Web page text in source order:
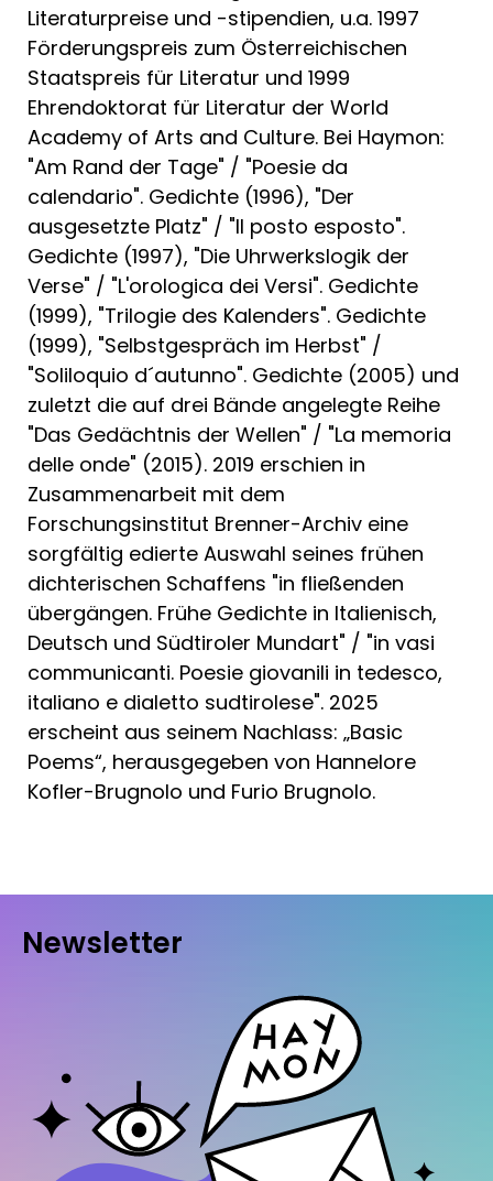
Literaturpreise und -stipendien, u.a. 1997
Förderungspreis zum Österreichischen
Staatspreis für Literatur und 1999
Ehrendoktorat für Literatur der World
Academy of Arts and Culture. Bei Haymon:
"Am Rand der Tage" / "Poesie da
calendario". Gedichte (1996), "Der
ausgesetzte Platz" / "Il posto esposto".
Gedichte (1997), "Die Uhrwerkslogik der
Verse" / "L'orologica dei Versi". Gedichte
(1999), "Trilogie des Kalenders". Gedichte
(1999), "Selbstgespräch im Herbst" /
"Soliloquio d´autunno". Gedichte (2005) und
zuletzt die auf drei Bände angelegte Reihe
"Das Gedächtnis der Wellen" / "La memoria
delle onde" (2015). 2019 erschien in
Zusammenarbeit mit dem
Forschungsinstitut Brenner-Archiv eine
sorgfältig edierte Auswahl seines frühen
dichterischen Schaffens "in fließenden
übergängen. Frühe Gedichte in Italienisch,
Deutsch und Südtiroler Mundart" / "in vasi
communicanti. Poesie giovanili in tedesco,
italiano e dialetto sudtirolese". 2025
erscheint aus seinem Nachlass: „Basic
Poems“, herausgegeben von Hannelore
Kofler-Brugnolo und Furio Brugnolo.
Newsletter